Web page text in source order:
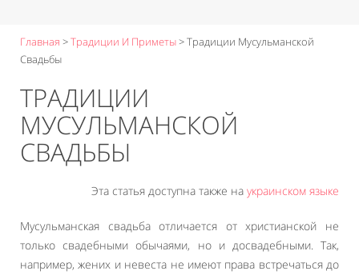
Главная >Традиции И Приметы>Традиции Мусульманской
Свадьбы
ТРАДИЦИИ
МУСУЛЬМАНСКОЙ
СВАДЬБЫ
Эта статья доступна также на украинском языке
Мусульманская свадьба отличается от христианской не
только свадебными обычаями, но и досвадебными. Так,
например, жених и невеста не имеют права встречаться до